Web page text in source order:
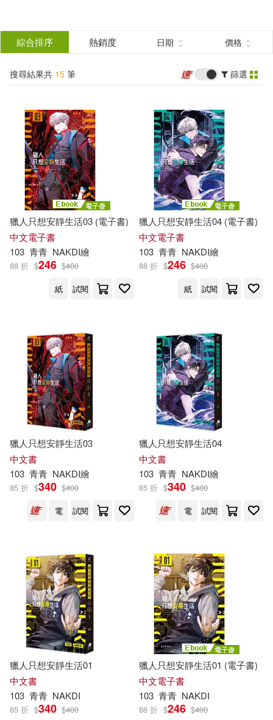
結
分類 (單選)
所有商品(15) 圖書(9)
電子書(6)
作者 (可複選)
103(15)
(可複選)
配送方式 (可複選)
可超商取貨(9) 可海外宅配(6)
可港澳店取(4)
可新加坡店取(4)
電子書 (可複選)
適合手機平板閱讀(6)
其他 (可複選)
現在可購買商品(8)
綜合排序 熱銷度 日期 價格
搜尋結果共 15 筆 篩選
獵人只想安靜生活03 (電子書)
中文電子書
103 青青 NAKDI繪
88 折 $246 $400
紙
試閱
獵人只想安靜生活04 (電子書)
中文電子書
103 青青 NAKDI繪
88 折 $246 $400
紙
試閱
獵人只想安靜生活03
中文書
103 青青 NAKDI繪
85 折 $340 $400
電
試閱
獵人只想安靜生活04
中文書
103 青青 NAKDI繪
85 折 $340 $400
電
試閱
獵人只想安靜生活01
中文書
103 青青 NAKDI
85 折 $340 $400
獵人只想安靜生活01 (電子書)
中文電子書
103 青青 NAKDI
88 折 $246 $400